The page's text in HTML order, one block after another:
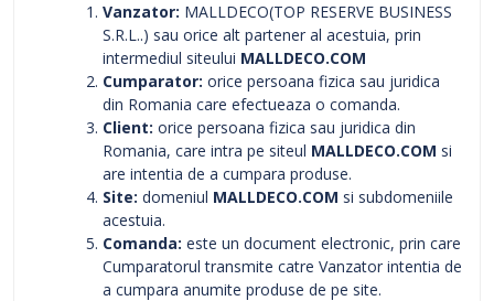
Vanzator: MALLDECO(TOP RESERVE BUSINESS
S.R.L..) sau orice alt partener al acestuia, prin
intermediul siteului MALLDECO.COM
Cumparator: orice persoana fizica sau juridica
din Romania care efectueaza o comanda.
Client: orice persoana fizica sau juridica din
Romania, care intra pe siteul MALLDECO.COM si
are intentia de a cumpara produse.
Site: domeniul MALLDECO.COM si subdomeniile
acestuia.
Comanda: este un document electronic, prin care
Cumparatorul transmite catre Vanzator intentia de
a cumpara anumite produse de pe site.